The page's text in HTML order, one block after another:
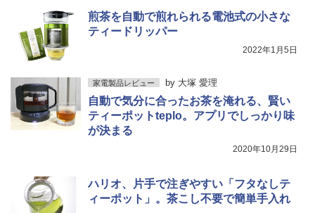
煎茶を自動で煎れられる電池式の小さな
ティードリッパー
2022年1月5日
家電製品レビュー by 大塚 愛理
自動で気分に合ったお茶を淹れる、賢い
ティーポットteplo。アプリでしっかり味
が決まる
2020年10月29日
ハリオ、片手で注ぎやすい「フタなしテ
ィーポット」。茶こし不要で簡単手入れ